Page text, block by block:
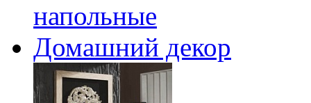
напольные
Домашний декор